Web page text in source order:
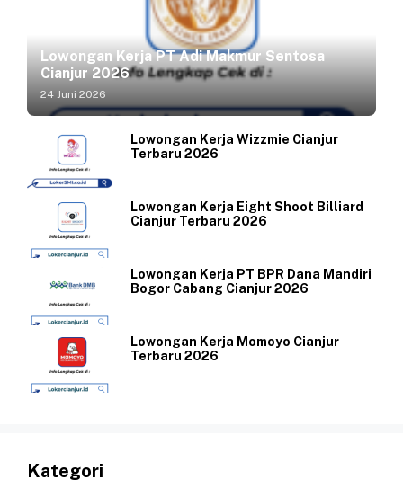
Lowongan Kerja PT Adi Makmur Sentosa
Cianjur 2026
24 Juni 2026
Lowongan Kerja Wizzmie Cianjur
Terbaru 2026
Lowongan Kerja Eight Shoot Billiard
Cianjur Terbaru 2026
Lowongan Kerja PT BPR Dana Mandiri
Bogor Cabang Cianjur 2026
Lowongan Kerja Momoyo Cianjur
Terbaru 2026
Kategori